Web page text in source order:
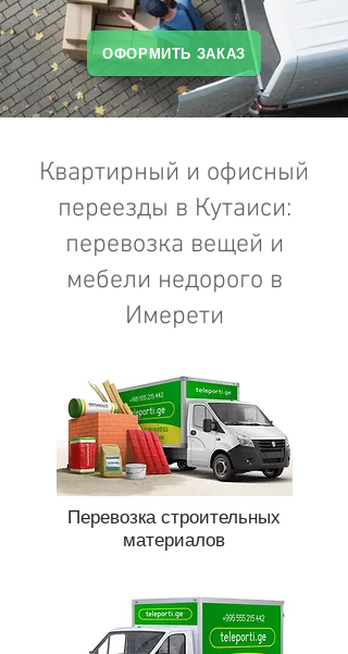
ОФОРМИТЬ ЗАКАЗ
Квартирный и офисный
переезды в Кутаиси:
перевозка вещей и
мебели недорого в
Имерети
Перевозка строительных
материалов